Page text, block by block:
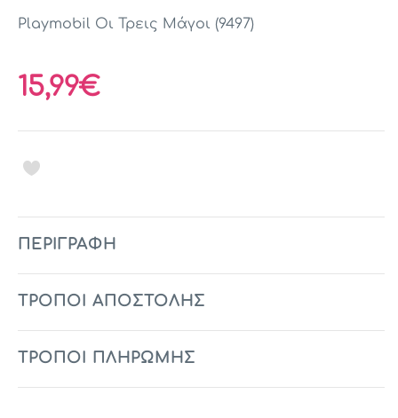
Playmobil Οι Τρεις Μάγοι (9497)
15,99€
ΠΕΡΙΓΡΑΦΉ
ΤΡΟΠΟΙ ΑΠΟΣΤΟΛΗΣ
ΤΡΟΠΟΙ ΠΛΗΡΩΜΗΣ